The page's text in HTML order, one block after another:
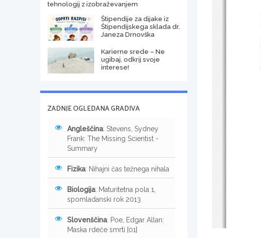
tehnologij z izobraževanjem
Štipendije za dijake iz
Štipendijskega sklada dr.
Janeza Drnovška
Karierne srede – Ne
ugibaj, odkrij svoje
interese!
ZADNJE OGLEDANA GRADIVA
Angleščina: Stevens, Sydney
Frank: The Missing Scientist -
Summary
Fizika: Nihajni čas težnega nihala
Biologija: Maturitetna pola 1,
spomladanski rok 2013
Slovenščina: Poe, Edgar Allan:
Maska rdeče smrti [01]